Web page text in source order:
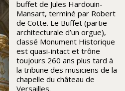
buffet de Jules Hardouin-
Mansart, terminé par Robert
de Cotte. Le Buffet (partie
architecturale d’un orgue),
classé Monument Historique
est quasi-intact et trône
toujours 260 ans plus tard à
la tribune des musiciens de la
chapelle du château de
Versailles.